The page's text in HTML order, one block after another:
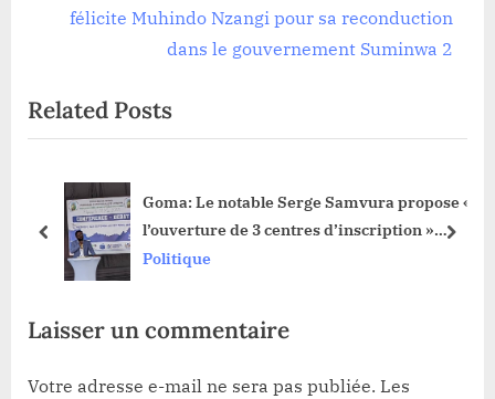
l’article
u
s
s
P
o
félicite Muhindo Nzangi pour sa reconduction
dans le gouvernement Suminwa 2
Related Posts
Goma: Le notable Serge Samvura propose «
l’ouverture de 3 centres d’inscription »
pour enrôler plus de 80 milles personnes
Politique
prev next
Laisser un commentaire
Votre adresse e-mail ne sera pas publiée. Les